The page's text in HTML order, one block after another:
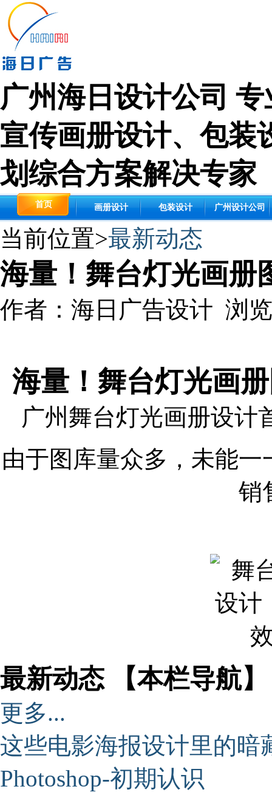
广州海日设计公司
宣传画册设计、包装
划综合方案解决专家
首页 画册设计 包装设计 广州设计公司
当前位置>最新动态
海量！舞台灯光画册
作者：海日广告设计 浏
海量！舞台灯光画
广州舞台灯光画册设计
由于图库量众多，未能
销
最新动态 【本栏导航】
更多...
这些电影海报设计里的暗
Photoshop-初期认识